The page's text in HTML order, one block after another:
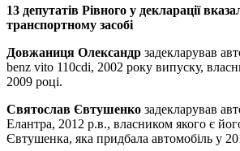
13 депутатів Рівного у декларації
транспортному засобі
Довжаниця Олександр задекларував
benz vito 110cdi, 2002 року випуску,
2009 році.
Святослав Євтушенко задекларував
Елантра, 2012 р.в., власником якого є
Євтушенка, яка придбала автомобіль у